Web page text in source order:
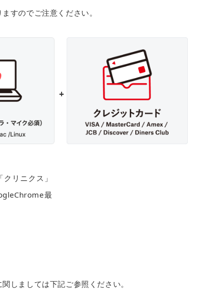
すのでご注意ください。
しましては下記ご参照ください。